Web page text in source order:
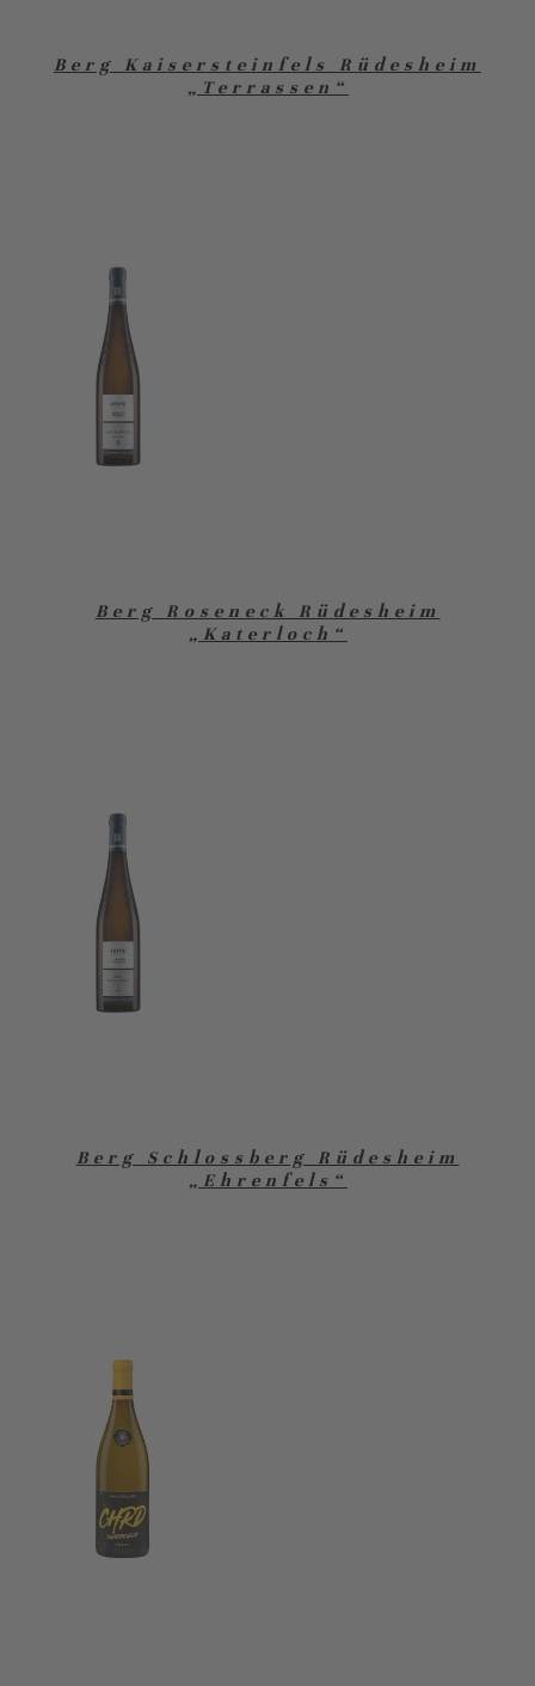
Berg Kaisersteinfels Rüdesheim
„Terrassen“
Berg Roseneck Rüdesheim
„Katerloch“
Berg Schlossberg Rüdesheim
„Ehrenfels“